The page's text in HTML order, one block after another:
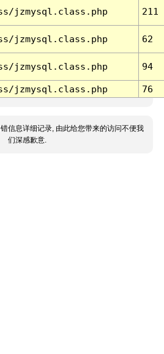
jzmysql.class.php 211
jzmysql.class.php 62
jzmysql.class.php 94
jzmysql.class.php 76
信息详细记录, 由此给您带来的访问不便我
们深感歉意.